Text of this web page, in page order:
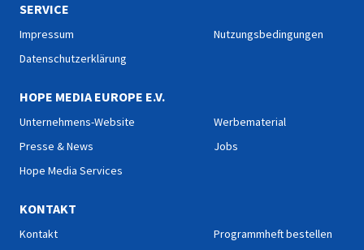
SERVICE
Impressum
Datenschutzerklärung
Nutzungsbedingungen
HOPE MEDIA EUROPE E.V.
Unternehmens-Website
Presse & News
Hope Media Services
Werbematerial
Jobs
KONTAKT
Kontakt
Programmheft bestellen